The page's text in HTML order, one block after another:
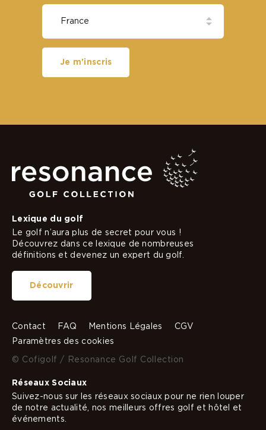
Lexique du golf
Le golf n’aura plus de secret pour vous !
Découvrez dans ce lexique de nombreuses
définitions et devenez un expert du golf.
Découvrir
Contact FAQ Mentions Légales
CGV
Paramètres des cookies
© Cofigolf / Resonance Golf Collection
Réseaux Sociaux
Suivez-nous sur les réseaux sociaux pour ne rien louper
de notre actualité, nos meilleurs offres golf et hôtel et
événements.
Je m'inscris